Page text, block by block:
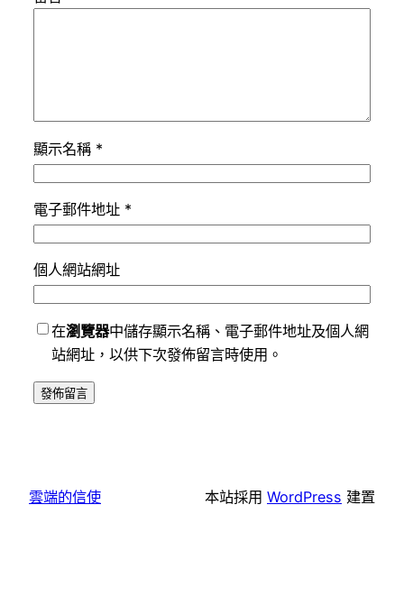
顯示名稱 *
電子郵件地址 *
個人網站網址
在瀏覽器中儲存顯示名稱、電子郵件地址及個人網
站網址，以供下次發佈留言時使用。
雲端的信使 本站採用 WordPress 建置